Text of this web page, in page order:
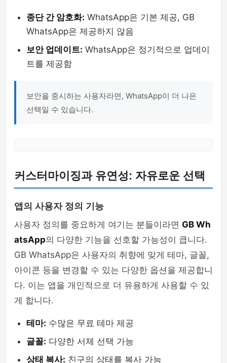
종단 간 암호화: WhatsApp은 기본 제공, GB
WhatsApp은 제공하지 않음
보안 업데이트: WhatsApp은 정기적으로 업데이
트를 제공함
보안을 중시하는 사용자라면, WhatsApp이 더 나은
선택일 수 있습니다.
커스터마이징과 유연성: 자유로운 선택
앱의 사용자 정의 기능
사용자 정의를 중요하게 여기는 분들이라면 GB Wh
atsApp의 다양한 기능을 선호할 가능성이 큽니다.
GB WhatsApp은 사용자의 취향에 맞게 테마, 글꼴,
아이콘 등을 변경할 수 있는 다양한 옵션을 제공합니
다. 이는 앱을 개인적으로 더 유용하게 사용할 수 있
게 합니다.
테마: 수많은 무료 테마 제공
글꼴: 다양한 서체 선택 가능
상태 복사: 친구의 상태를 복사 가능